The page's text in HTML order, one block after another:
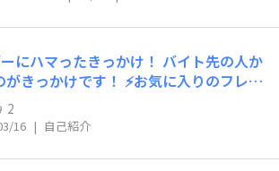
のサンダーとかナッツ系のサンダーが
に糖分は取らない方が良いと聞いたの
の帰宅後(早朝)に食べる事が多いです😊
秘密基地にひとこと！ 今まで同様
と思ってるんで、よろしくお願いしま
にハマったきっかけ！ バイト先の人か
す！ ⚡お気に入りのフレー
イント！ やっぱりスタンダードな味
ブラックサンダーが好きでした。甘さ
い秘密基地に
2
16 | 自己紹介